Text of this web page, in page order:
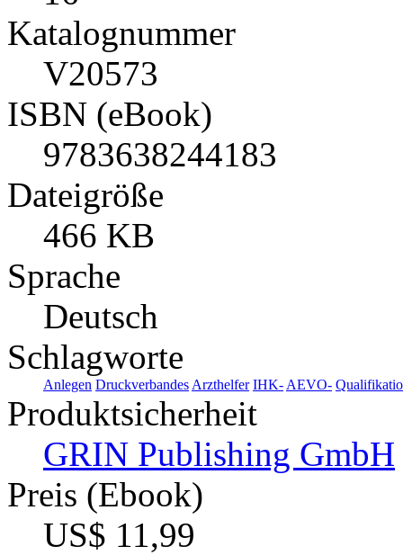
Katalognummer
V20573
ISBN (eBook)
9783638244183
Dateigröße
466 KB
Sprache
Deutsch
Schlagworte
Anlegen Druckverbandes Arzthelfer IHK- AEVO-
Produktsicherheit
GRIN Publishing GmbH
Preis (Ebook)
US$ 11,99